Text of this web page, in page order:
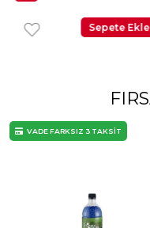
Sepete Ekle
VADE FARKSIZ 3 TAKSİT